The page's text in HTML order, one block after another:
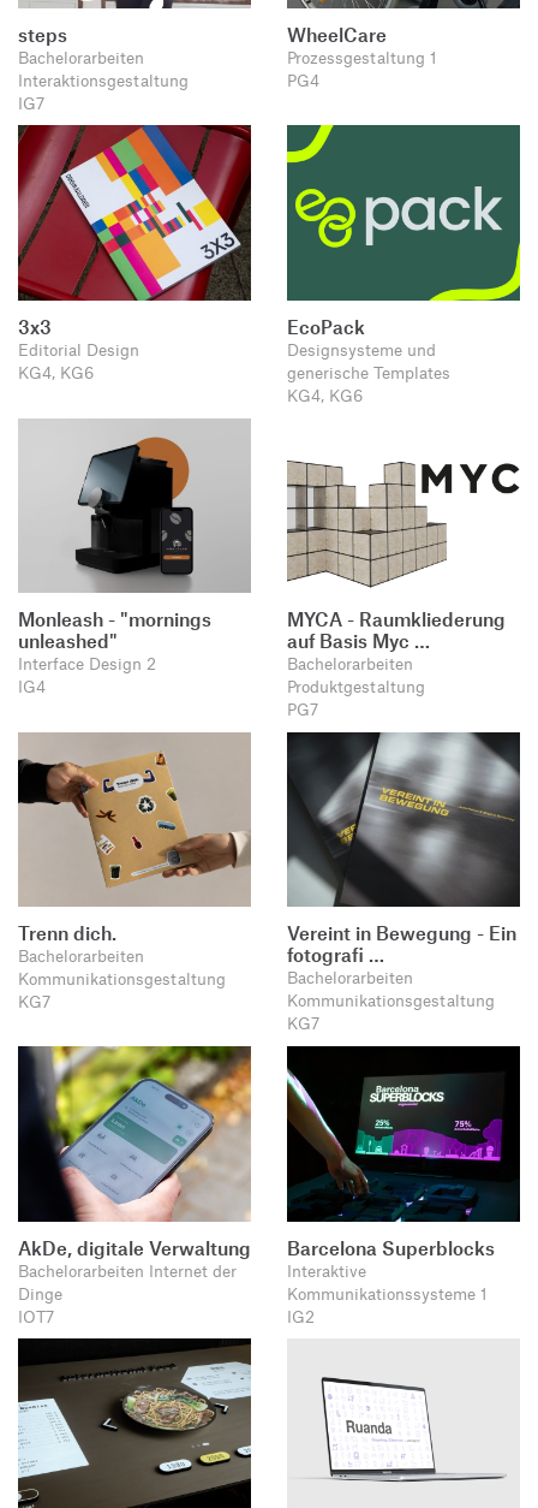
steps
Bachelorarbeiten
Interaktionsgestaltung
IG7
WheelCare
Prozessgestaltung 1
PG4
3x3
Editorial Design
KG4, KG6
EcoPack
Designsysteme und
generische Templates
KG4, KG6
Monleash - "mornings
unleashed"
Interface Design 2
IG4
MYCA - Raumkliederung
auf Basis Myc …
Bachelorarbeiten
Produktgestaltung
PG7
Trenn dich.
Bachelorarbeiten
Kommunikationsgestaltung
KG7
Vereint in Bewegung - Ein
fotografi …
Bachelorarbeiten
Kommunikationsgestaltung
KG7
AkDe, digitale Verwaltung
Bachelorarbeiten Internet der
Dinge
IOT7
Barcelona Superblocks
Interaktive
Kommunikationssysteme 1
IG2